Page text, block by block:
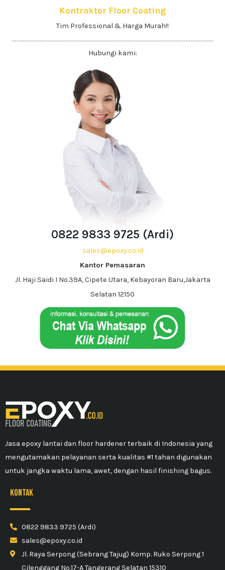
Kontraktor Floor Coating
Tim Professional & Harga Murah!!
Hubungi kami:
0822 9833 9725 (Ardi)
sales@epoxy.co.id
Kantor Pemasaran
Jl. Haji Saidi I No.39A, Cipete Utara, Kebayoran Baru,Jakarta
Selatan 12150
Jasa epoxy lantai dan floor hardener terbaik di Indonesia yang
mengutamakan pelayanan serta kualitas #1 tahan digunakan
untuk jangka waktu lama, awet, dengan hasil finishing bagus.
kontak
0822 9833 9725 (Ardi)
sales@epoxy.co.id
Jl. Raya Serpong (Sebrang Tajug) Komp. Ruko Serpong 1
Cilenggang No.17-A Tangerang Selatan 15310